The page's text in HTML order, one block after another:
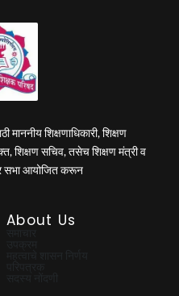
माननीय शिक्षणाधिकारी, शिक्षण
शिक्षण सचिव, तसेच शिक्षण मंत्री व
सभा आयोजित करून
About Us